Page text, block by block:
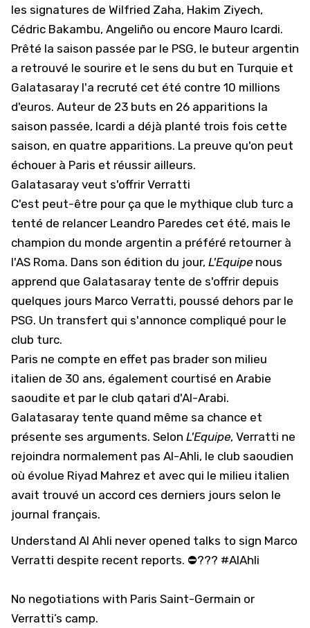
les signatures de Wilfried Zaha, Hakim Ziyech,
Cédric Bakambu, Angeliño ou encore Mauro Icardi.
Prêté la saison passée par le PSG, le buteur argentin
a retrouvé le sourire et le sens du but en Turquie et
Galatasaray l'a recruté cet été contre 10 millions
d'euros. Auteur de 23 buts en 26 apparitions la
saison passée, Icardi a déjà planté trois fois cette
saison, en quatre apparitions. La preuve qu'on peut
échouer à Paris et réussir ailleurs.
Galatasaray veut s'offrir Verratti
C'est peut-être pour ça que le mythique club turc a
tenté de relancer Leandro Paredes cet été, mais le
champion du monde argentin a préféré retourner à
l'AS Roma. Dans son édition du jour, L'Equipe nous
apprend que Galatasaray tente de s'offrir depuis
quelques jours Marco Verratti, poussé dehors par le
PSG. Un transfert qui s'annonce compliqué pour le
club turc.
Paris ne compte en effet pas brader son milieu
italien de 30 ans, également courtisé en Arabie
saoudite et par le club qatari d'Al-Arabi.
Galatasaray tente quand même sa chance et
présente ses arguments. Selon L'Equipe, Verratti ne
rejoindra normalement pas Al-Ahli, le club saoudien
où évolue Riyad Mahrez et avec qui le milieu italien
avait trouvé un accord ces derniers jours selon le
journal français.
Understand Al Ahli never opened talks to sign Marco
Verratti despite recent reports. ⛔️??? #AlAhli
No negotiations with Paris Saint-Germain or
Verratti’s camp.